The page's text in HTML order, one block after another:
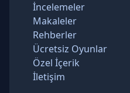
İncelemeler
Makaleler
Rehberler
Ücretsiz Oyunlar
Özel İçerik
İletişim